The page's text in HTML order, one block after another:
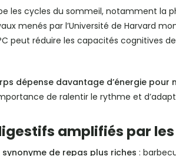
les cycles du sommeil, notamment la
menés par l’Université de Harvard
peut réduire les capacités cognitives
dépense davantage d’énergie
de ralentir le rythme et
amplifiés par
synonyme de repas plus riches :